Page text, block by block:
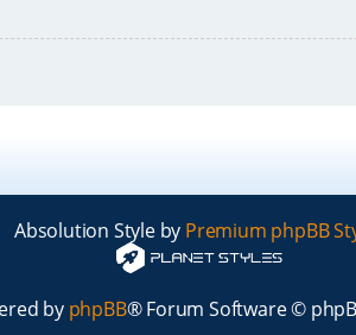
Absolution Style by Premium phpBB
by phpBB® Forum Software ©